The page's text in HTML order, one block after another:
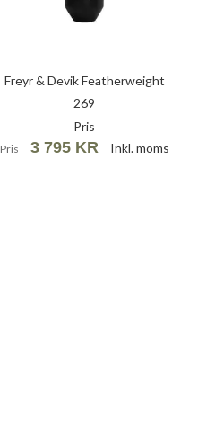
Freyr & Devik Featherweight
269
Pris
Pris 3 795 KR Inkl. moms